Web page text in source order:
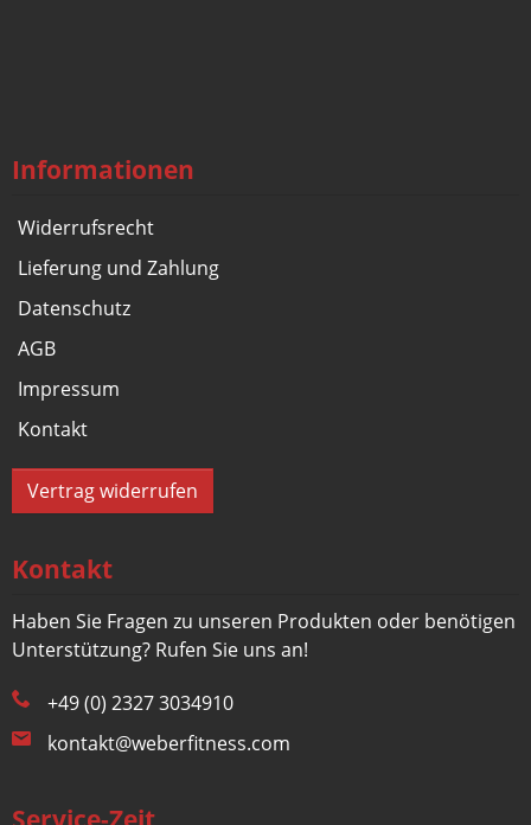
Informationen
Widerrufsrecht
Lieferung und Zahlung
Datenschutz
AGB
Impressum
Kontakt
Vertrag widerrufen
Kontakt
Haben Sie Fragen zu unseren Produkten oder benötigen
Unterstützung? Rufen Sie uns an!
+49 (0) 2327 3034910
kontakt@weberfitness.com